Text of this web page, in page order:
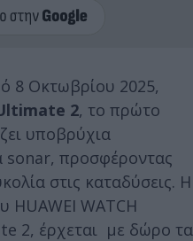
8 Οκτωβρίου 2025,
2, το πρώτο
υποβρύχια
sonar, προσφέροντας
στις καταδύσεις. Η
HUAWEI WATCH
2, έρχεται με δώρο τα